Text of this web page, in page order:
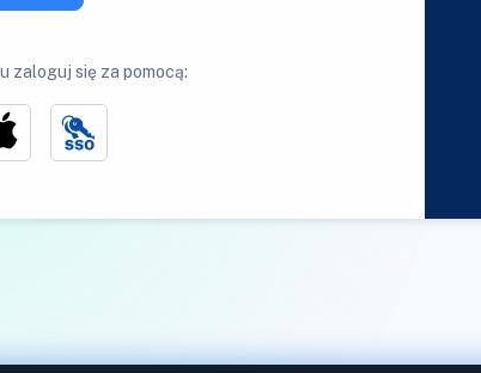
zaloguj się za pomocą: